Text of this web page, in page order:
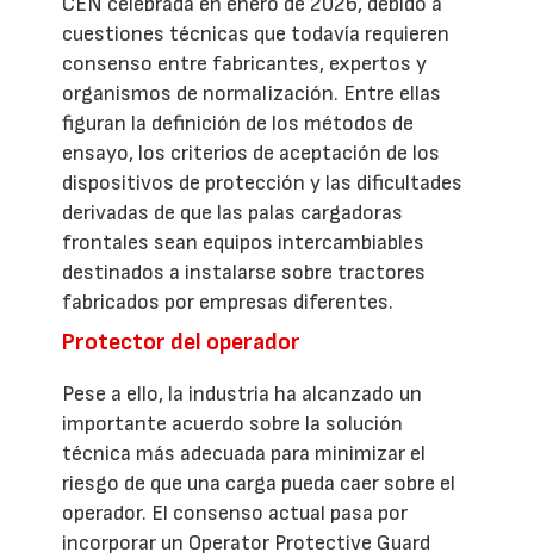
cuestiones técnicas que todavía requieren
consenso entre fabricantes, expertos y
organismos de normalización. Entre ellas
figuran la definición de los métodos de
ensayo, los criterios de aceptación de los
dispositivos de protección y las dificultades
derivadas de que las palas cargadoras
frontales sean equipos intercambiables
destinados a instalarse sobre tractores
fabricados por empresas diferentes.
Protector del operador
Pese a ello, la industria ha alcanzado un
importante acuerdo sobre la solución
técnica más adecuada para minimizar el
riesgo de que una carga pueda caer sobre el
operador. El consenso actual pasa por
incorporar un Operator Protective Guard